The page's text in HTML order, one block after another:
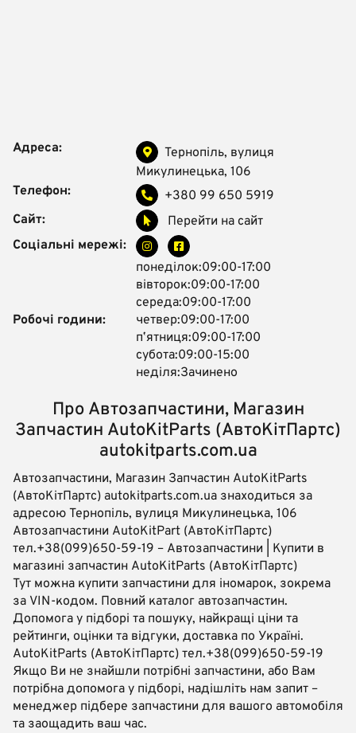
Адреса:
Тернопіль, вулиця
Микулинецька, 106
Телефон:
+380 99 650 5919
Сайт:
Перейти на сайт
Соціальні мережі:
Робочі години:
понеділок:09:00-17:00
вівторок:09:00-17:00
середа:09:00-17:00
четвер:09:00-17:00
пʼятниця:09:00-17:00
субота:09:00-15:00
неділя:Зачинено
Про Автозапчастини, Магазин
Запчастин AutoKitParts (АвтоКітПартс)
autokitparts.com.ua
Автозапчастини, Магазин Запчастин AutoKitParts
(АвтоКітПартс) autokitparts.com.ua знаходиться за
адресою Тернопіль, вулиця Микулинецька, 106
Автозапчастини AutoKitPart (АвтоКітПартс)
тел.+38(099)650-59-19 – Автозапчастини | Купити в
магазині запчастин AutoKitParts (АвтоКітПартс)
Тут можна купити запчастини для іномарок, зокрема
за VIN-кодом. Повний каталог автозапчастин.
Допомога у підборі та пошуку, найкращі ціни та
рейтинги, оцінки та відгуки, доставка по Україні.
AutoKitParts (АвтоКітПартс) тел.+38(099)650-59-19
Якщо Ви не знайшли потрібні запчастини, або Вам
потрібна допомога у підборі, надішліть нам запит –
менеджер підбере запчастини для вашого автомобіля
та заощадить ваш час.